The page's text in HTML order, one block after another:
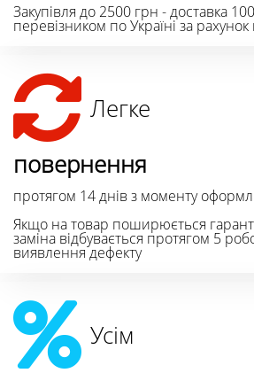
Закупівля до 2500 грн - доставка
перевізником по Україні за
Легке
повернення
протягом 14 днів з моменту
Якщо на товар поширюється
заміна відбувається протягом 5
виявлення дефекту
Усім